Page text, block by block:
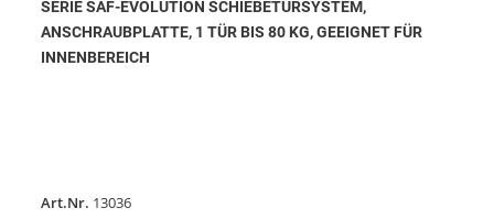
SERIE SAF-EVOLUTION SCHIEBETÜRSYSTEM,
ANSCHRAUBPLATTE, 1 TÜR BIS 80 KG, GEEIGNET FÜR
INNENBEREICH
Art.Nr. 13036